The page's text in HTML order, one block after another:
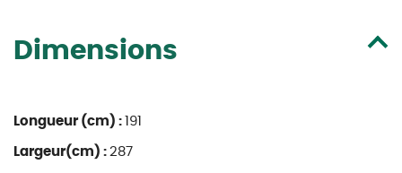
Dimensions
Longueur (cm) : 191
Largeur(cm) : 287